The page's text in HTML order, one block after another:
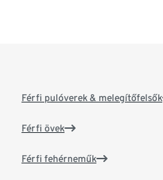
Férfi pulóverek & melegítőfelsők
Férfi övek
Férfi fehérneműk